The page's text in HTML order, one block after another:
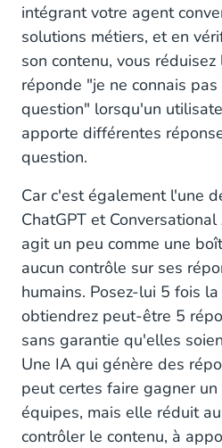
intégrant votre agent
solutions métiers, et en
son contenu, vous
réponde "je ne connais
question" lorsqu'un
apporte différentes
question.
Car c'est également l'une
ChatGPT et
agit un peu comme une
aucun contrôle sur ses
humains. Posez-lui 5 fois
obtiendrez peut-être 5
sans garantie qu'elles
Une IA qui génère des
peut certes faire gagner
équipes, mais elle réduit
contrôler le contenu, à